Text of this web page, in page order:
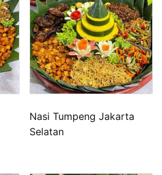
Nasi Tumpeng Jakarta
Selatan